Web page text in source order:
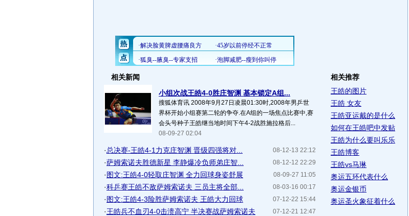
相关新闻
小组次战王皓4-0胜庄智渊 基本锁定A组...
搜狐体育讯 2008年9月27日凌晨01:30时,2008年男乒世
界杯开始小组赛第二轮的争夺.在A组的一场焦点比赛中,赛
会头号种子王皓继当地时间下午4-2战胜施拉格后...
08-09-27 02:04
08-12-13 22:12
·总决赛-王皓4-1力克庄智渊 晋级四强将对...
08-12-12 22:29
·萨姆索诺夫胜德新星 李静爆冷负师弟庄智...
08-09-27 11:05
·图文:王皓4-0轻取庄智渊 全力回球身姿舒展
08-03-16 00:17
·科乒赛王皓不敌萨姆索诺夫 三员主将全部...
07-12-22 15:44
·图文:王皓4-3险胜萨姆索诺夫 王皓大力回球
07-12-21 12:47
·王皓兵不血刃4-0击溃高宁 半决赛战萨姆索诺夫
相关推荐
王皓的图片
王皓 女友
王皓亚运戴的是什么
如何在王皓吧中发贴
王皓为什么要叫乐乐
王皓博客
王皓vs马琳
奥运五环代表什么
奥运金银币
奥运圣火象征着什么